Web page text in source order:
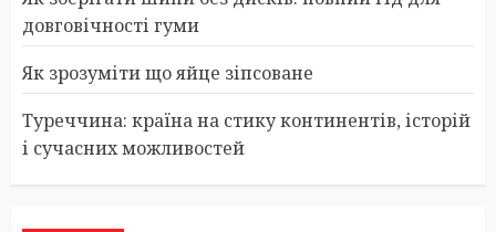
довговічності гуми
Як зрозуміти що яйце зіпсоване
Туреччина: країна на стику континентів, історій
і сучасних можливостей